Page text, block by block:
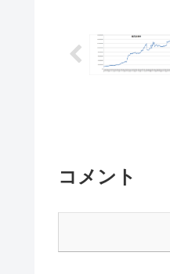
コメント